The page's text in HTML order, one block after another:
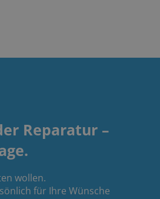
Reparatur –
wollen.
für Ihre Wünsche